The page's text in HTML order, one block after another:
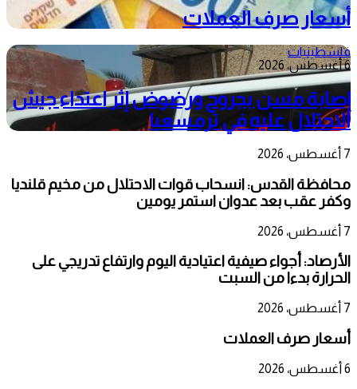
أسعار صرف العملات
فلسطينيات
6 أغسطس، 2026
إصابة مسن بجروح ورضوض إثر اعتداء جيش
الاحتلال عليه في ترمسعيا
7 أغسطس، 2026
محافظة القدس: انسحاب قوات الاحتلال من مخيم قلنديا
وكفر عقب بعد عدوان استمر يومين
7 أغسطس، 2026
الأرصاد: أجواء صيفية اعتيادية اليوم وارتفاع تدريجي على
الحرارة بدءا من السبت
7 أغسطس، 2026
أسعار صرف العملات
6 أغسطس، 2026